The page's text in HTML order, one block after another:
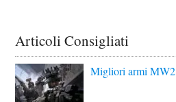
Articoli Consigliati
Migliori armi MW2